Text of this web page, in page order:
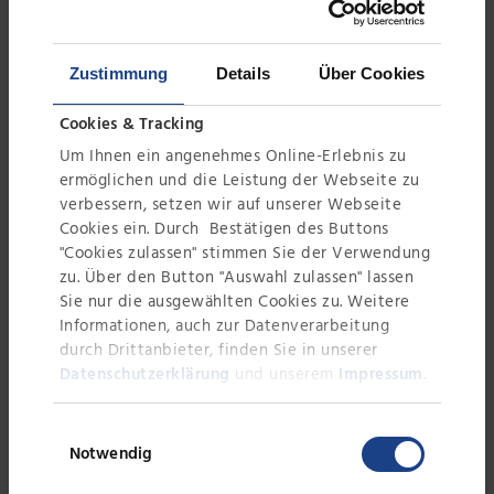
Zustimmung Details Über Cookies
Cookies & Tracking
Um Ihnen ein angenehmes Online-Erlebnis zu
ermöglichen und die Leistung der Webseite zu
verbessern, setzen wir auf unserer Webseite
Cookies ein. Durch Bestätigen des Buttons
"Cookies zulassen" stimmen Sie der Verwendung
zu. Über den Button "Auswahl zulassen" lassen
Sie nur die ausgewählten Cookies zu. Weitere
Informationen, auch zur Datenverarbeitung
durch Drittanbieter, finden Sie in unserer
Datenschutzerklärung und unserem Impressum
Notwendig
bedeutet dies, dass nur 5-10 Prozent entsorgt werden
Anlage zeigt. Das überschüssige, reine Destillat kann
werden“, erläutert Ingenieur Thomas Dieterich,
Projektleiter im Hardheimer Werk bei Leiblein, die
hohe Ausbringungsquote.
Die Lagertanks - in Reihe aufgebaut - fassen ebenfalls
mit ihrem Volumen von 7,5 Kubikmetern sowohl alte
Emulsionen, Destillate, Feststoffe als auch
Konzentrate, die über Dienstleister entsorgt werden.
Weiterhin lagert dort Altöl aus der Fertigung und
ihren Dienst, die den Späneabfall der Betriebstätten –